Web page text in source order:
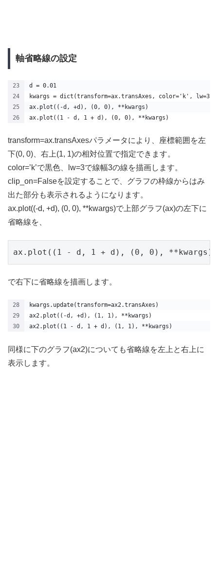
軸省略線の設定
d = 0.01
kwargs = dict(transform=ax.transAxes, color='k', lw=3,
ax.plot((-d, +d), (0, 0), **kwargs)
ax.plot((1 - d, 1 + d), (0, 0), **kwargs)
transform=ax.transAxesパラメータにより、座標範囲を左
下(0, 0)、右上(1, 1)の相対位置で指定できます。
color=’k’で黒色、lw=3で線幅3の線を描画します。
clip_on=Falseを設定することで、グラフの枠線からはみ
出た部分も表示されるようになります。
ax.plot((-d, +d), (0, 0), **kwargs)で上部グラフ(ax)の左下に
省略線を、
ax.plot((1 - d, 1 + d), (0, 0), **kwargs)
で右下に省略線を描画します。
kwargs.update(transform=ax2.transAxes)
ax2.plot((-d, +d), (1, 1), **kwargs)
ax2.plot((1 - d, 1 + d), (1, 1), **kwargs)
同様に下のグラフ(ax2)についても省略線を左上と右上に
表示します。